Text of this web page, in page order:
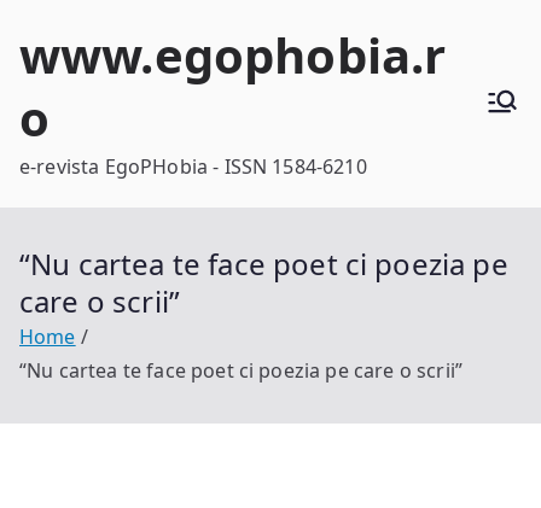
www.egophobia.r
o
e-revista EgoPHobia - ISSN 1584-6210
“Nu cartea te face poet ci poezia pe
care o scrii”
Home
“Nu cartea te face poet ci poezia pe care o scrii”